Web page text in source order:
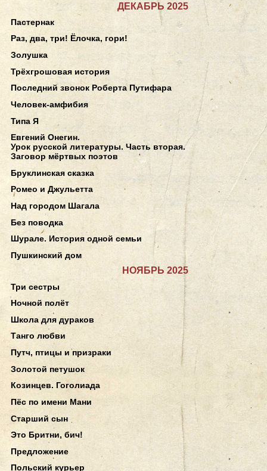
ДЕКАБРЬ 2025
Пастернак
Раз, два, три! Ёлочка, гори!
Золушка
Трёхгрошовая история
Последний звонок Роберта Путифара
Человек-амфибия
Типа Я
Евгений Онегин.
Урок русской литературы. Часть вторая.
Заговор мёртвых поэтов
Бруклинская сказка
Ромео и Джульетта
Над городом Шагала
Без поводка
Шурале. История одной семьи
Пушкинский дом
НОЯБРЬ 2025
Три сестры
Ночной полёт
Школа для дураков
Танго любви
Путч, птицы и призраки
Золотой петушок
Козинцев. Гоголиада
Пёс по имени Мани
Старший сын
Это Бритни, бич!
Предложение
Польский курьер